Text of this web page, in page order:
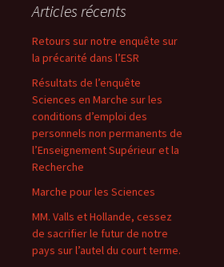
Articles récents
Retours sur notre enquête sur
la précarité dans l’ESR
Résultats de l’enquête
Sciences en Marche sur les
conditions d’emploi des
personnels non permanents de
l’Enseignement Supérieur et la
Recherche
Marche pour les Sciences
MM. Valls et Hollande, cessez
de sacrifier le futur de notre
pays sur l’autel du court terme.